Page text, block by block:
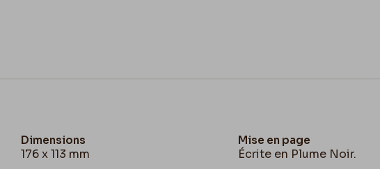
Dimensions
176 x 113 mm
Mise en page
Écrite en Plume Noir.